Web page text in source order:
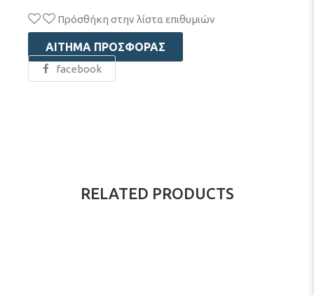
Πρόσθήκη στην λίστα επιθυμιών
ΑΊΤΗΜΑ ΠΡΟΣΦΟΡΆΣ
facebook
RELATED PRODUCTS